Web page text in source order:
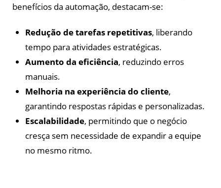
benefícios da automação, destacam-se:
Redução de tarefas repetitivas, liberando
tempo para atividades estratégicas.
Aumento da eficiência, reduzindo erros
manuais.
Melhoria na experiência do cliente,
garantindo respostas rápidas e personalizadas.
Escalabilidade, permitindo que o negócio
cresça sem necessidade de expandir a equipe
no mesmo ritmo.